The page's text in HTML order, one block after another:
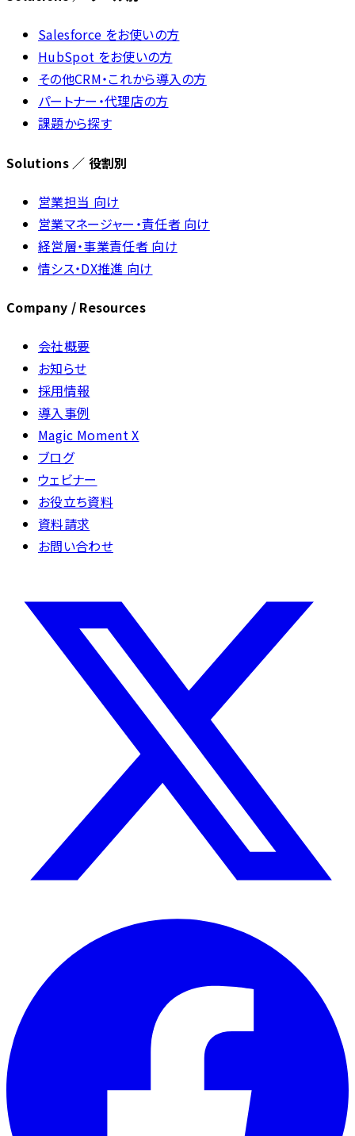
Salesforce をお使いの方
HubSpot をお使いの方
その他CRM・これから導入の方
パートナー・代理店の方
課題から探す
Solutions ／ 役割別
営業担当 向け
営業マネージャー・責任者 向け
経営層・事業責任者 向け
情シス・DX推進 向け
Company / Resources
会社概要
お知らせ
採用情報
導入事例
Magic Moment X
ブログ
ウェビナー
お役立ち資料
資料請求
お問い合わせ